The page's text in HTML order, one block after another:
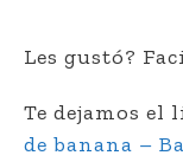
Les gustó?
Te dejamos el
de banana –